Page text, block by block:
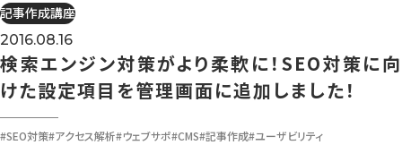
記事作成講座
2016.08.16
検索エンジン対策がより柔軟に！SEO対策に向
けた設定項目を管理画面に追加しました！
#SEO対策#アクセス解析#ウェブサポ#CMS#記事作成#ユーザビリティ